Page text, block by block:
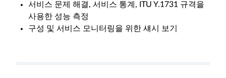
서비스 문제 해결, 서비스 통계, ITU Y.1731 규격을
사용한 성능 측정
구성 및 서비스 모니터링을 위한 섀시 보기